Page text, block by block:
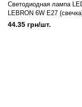
Светодиодная лампа
LEBRON 6W E27
(мягкий свет)
44.35 грн/шт.